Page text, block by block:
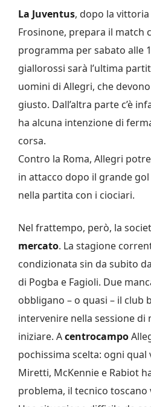
La Juventus, dopo la
Frosinone, prepara il match
programma per sabato alle
giallorossi sarà l’ultima
uomini di Allegri, che
giusto. Dall’altra parte c’è
ha alcuna intenzione di
corsa.
Contro la Roma, Allegri
in attacco dopo il grande
nella partita con i ciociari.
Nel frattempo, però, la
mercato. La stagione
condizionata sin da subito
di Pogba e Fagioli. Due
obbligano – o quasi – il club
intervenire nella sessione di
iniziare. Acentrocampo
pochissima scelta: ogni
Miretti, McKennie e Rabiot
problema, il tecnico toscano